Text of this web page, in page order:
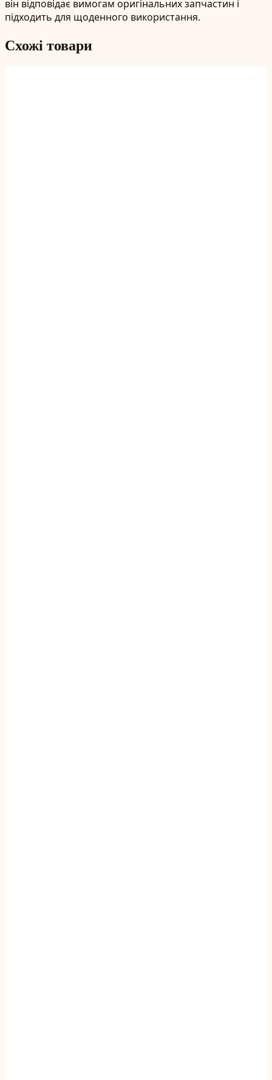
він відповідає вимогам оригінальних запчастин і
підходить для щоденного використання.
Схожі товари